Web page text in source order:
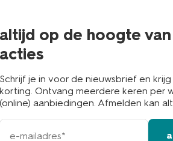
altijd op de hoogte
acties
Schrijf je in voor de nieuwsbrief en krijg
korting. Ontvang meerdere keren per
(online) aanbiedingen. Afmelden kan
e-
mailadres